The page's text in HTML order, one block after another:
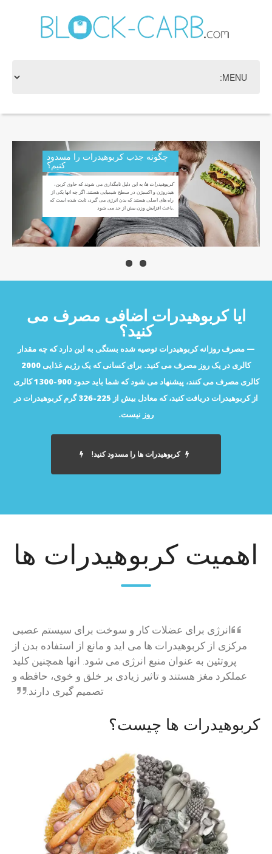
ایا کربوهیدرات اضافی مصرف می
کنید؟
مصرف روزانه کربوهیدرات توصیه شده بستگی به این دارد که چه مقدار
کالری در یک روز مصرف می کنید. برای کسانی که یک رژیم غذایی 2000
کالری مصرف می کنند، پیشنهاد می شود که شما باید حدود 900-1300 کالری
از کربوهیدرات دریافت کنید، که معادل بیش از 225-326 گرم کربوهیدرات در
روز نیست.
کربوهیدرات ها را مسدود کنید!
اهمیت کربوهیدرات ها
انرژی برای عضلات کار و سوخت برای سیستم عصبی
مرکزی از کربوهیدرات ها می اید و مانع از استفاده بدن از
پروتئین به عنوان منبع انرژی می شود. انها همچنین کلید
عملکرد مغز هستند و تاثیر زیادی بر خلق و خوی، حافظه و
تصمیم گیری دارند.
کربوهیدرات ها چیست؟